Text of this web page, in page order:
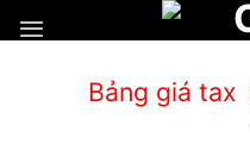
đến
Bảng giá taxi